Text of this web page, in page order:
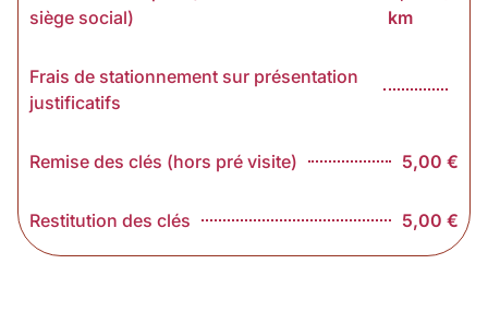
siège social)
km
Frais de stationnement sur présentation
justificatifs
Remise des clés (hors pré visite) 5,00 €
Restitution des clés 5,00 €